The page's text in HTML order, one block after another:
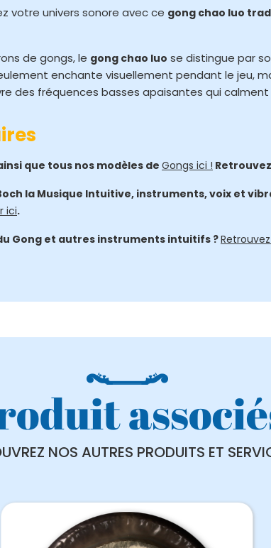
votre univers sonore avec ce gong chao luo
de gongs, le gong chao luo se distingue par
enchante visuellement pendant le jeu,
des fréquences basses apaisantes qui calment
que tous nos modèles de Gongs ici !
la Musique Intuitive, instruments, voix et
ici.
Gong et autres instruments intuitifs ?
NOS AUTRES PRODUITS ET